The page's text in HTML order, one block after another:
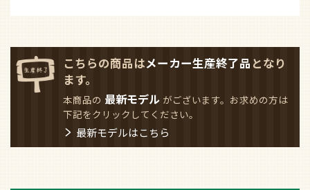
こちらの商品はメーカー生産終了品 となり
ます。
本商品の 最新モデル がございます。お求めの方は
下記をクリックしてください。
最新モデルはこちら